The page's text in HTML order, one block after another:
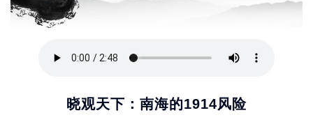
晓观天下：南海的1914风险